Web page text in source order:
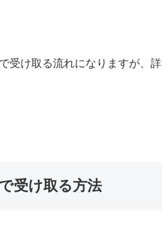
受け取る流れになりますが、詳
受け取る方法